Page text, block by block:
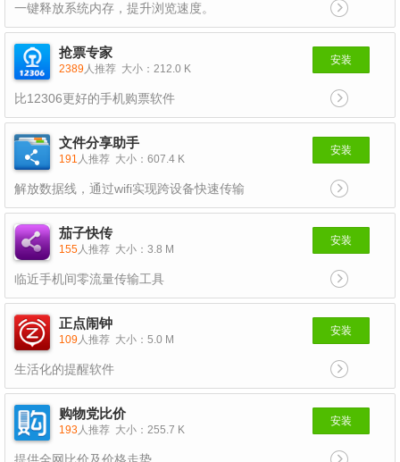
一键释放系统内存，提升浏览速度。
抢票专家
2389人推荐 大小：212.0 K
比12306更好的手机购票软件
安装
文件分享助手
191 人推荐 大小：607.4 K
解放数据线，通过wifi实现跨设备快速传输
安装
茄子快传
155人推荐 大小：3.8 M
临近手机间零流量传输工具
安装
正点闹钟
109人推荐 大小：5.0 M
生活化的提醒软件
安装
购物党比价
193人推荐 大小：255.7 K
安装